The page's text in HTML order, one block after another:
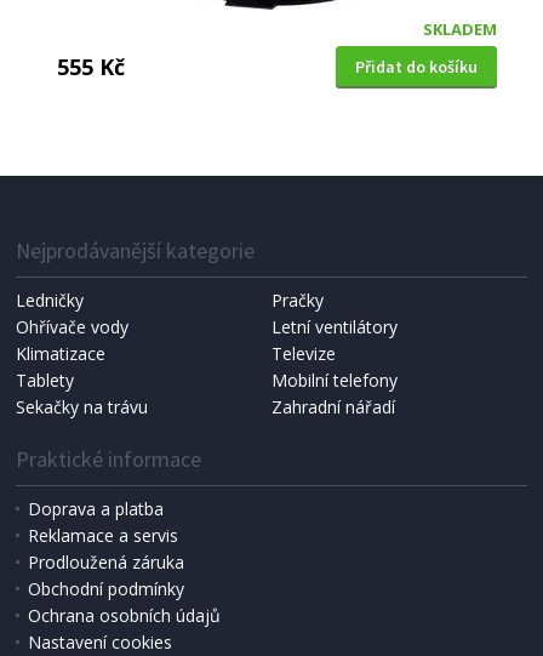
SKLADEM
555 Kč Přidat do košíku
Dirt Devil nášlapný 5 l černá
494 Kč
Nejprodávanější kategorie
Ledničky
Pračky
Ohřívače vody
Letní ventilátory
Klimatizace
Televize
Tablety
Mobilní telefony
Sekačky na trávu
Zahradní nářadí
Praktické informace
Doprava a platba
Reklamace a servis
Prodloužená záruka
Obchodní podmínky
Ochrana osobních údajů
Nastavení cookies